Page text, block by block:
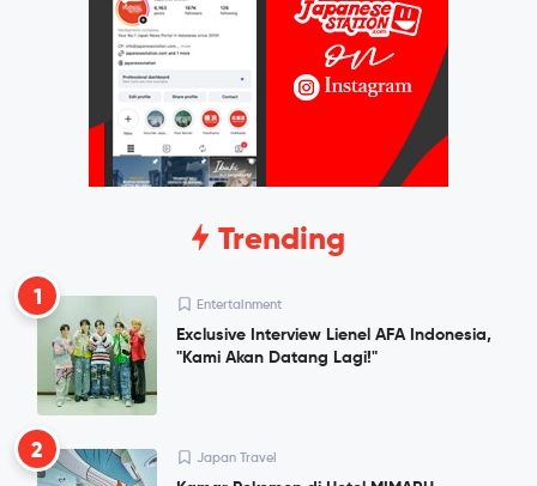
Trending
1 Entertainment
Exclusive Interview Lienel AFA Indonesia,
"Kami Akan Datang Lagi!"
2 Japan Travel